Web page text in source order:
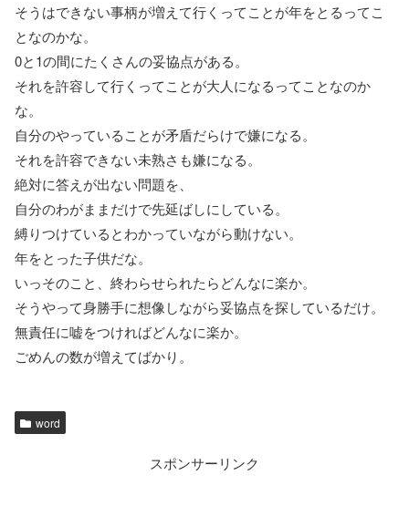
そうはできない事柄が増えて行くってことが年をとるってこ
となのかな。
0と1の間にたくさんの妥協点がある。
それを許容して行くってことが大人になるってことなのか
な。
自分のやっていることが矛盾だらけで嫌になる。
それを許容できない未熟さも嫌になる。
絶対に答えが出ない問題を、
自分のわがままだけで先延ばしにしている。
縛りつけているとわかっていながら動けない。
年をとった子供だな。
いっそのこと、終わらせられたらどんなに楽か。
そうやって身勝手に想像しながら妥協点を探しているだけ。
無責任に嘘をつければどんなに楽か。
ごめんの数が増えてばかり。
word
スポンサーリンク